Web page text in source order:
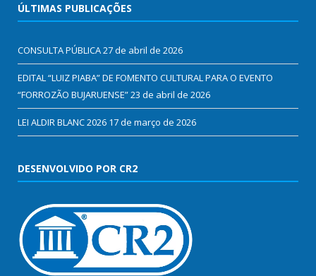
ÚLTIMAS PUBLICAÇÕES
CONSULTA PÚBLICA27 de abril de 2026
EDITAL “LUIZ PIABA” DE FOMENTO CULTURAL PARA O EVENTO
“FORROZÃO BUJARUENSE”23 de abril de 2026
LEI ALDIR BLANC 2026 17 de março de 2026
DESENVOLVIDO POR CR2